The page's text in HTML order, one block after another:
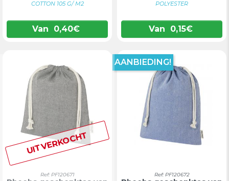
COTTON 105 G/ M2
Van 0,40€
POLYESTER
Van 0,15€
UITVERKOCHT
Ref: PF120671 Ref: PF120672
AANBIEDING!